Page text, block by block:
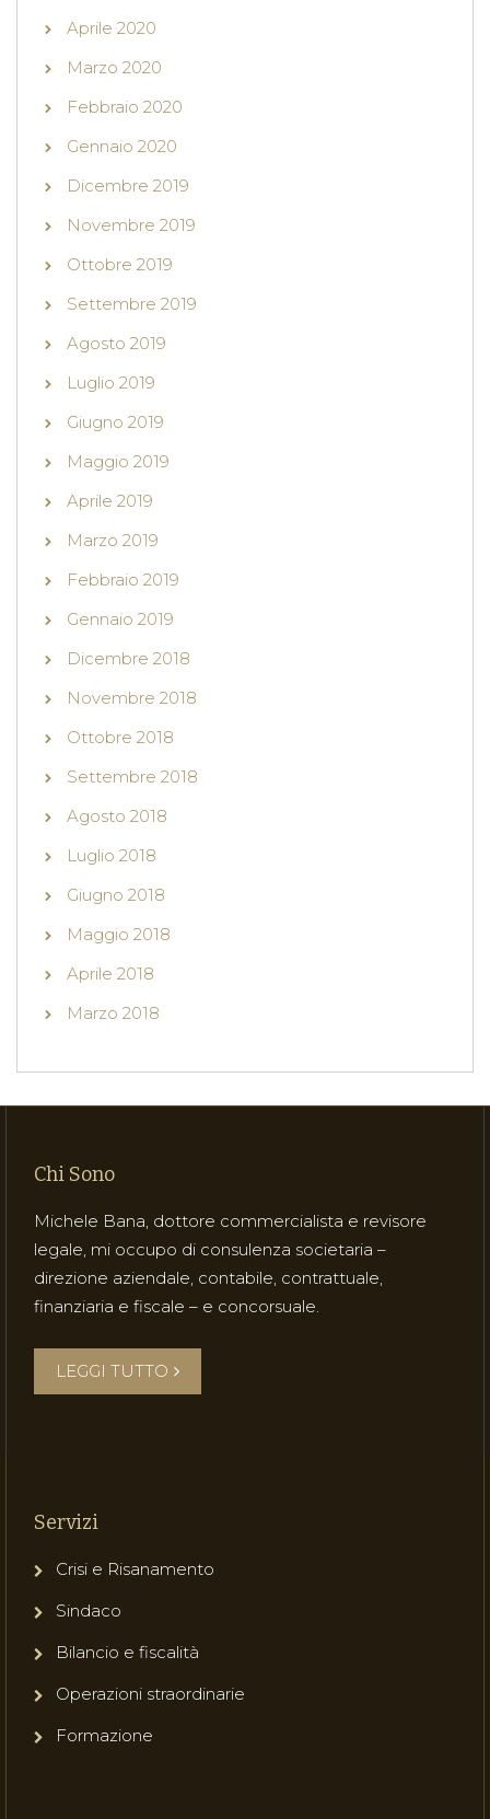
Aprile 2020
Marzo 2020
Febbraio 2020
Gennaio 2020
Dicembre 2019
Novembre 2019
Ottobre 2019
Settembre 2019
Agosto 2019
Luglio 2019
Giugno 2019
Maggio 2019
Aprile 2019
Marzo 2019
Febbraio 2019
Gennaio 2019
Dicembre 2018
Novembre 2018
Ottobre 2018
Settembre 2018
Agosto 2018
Luglio 2018
Giugno 2018
Maggio 2018
Aprile 2018
Marzo 2018
Chi Sono
Michele Bana, dottore commercialista e revisore
legale, mi occupo di consulenza societaria –
direzione aziendale, contabile, contrattuale,
finanziaria e fiscale – e concorsuale.
LEGGI TUTTO
Servizi
Crisi e Risanamento
Sindaco
Bilancio e fiscalità
Operazioni straordinarie
Formazione